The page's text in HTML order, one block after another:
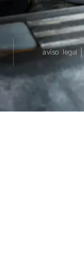
aviso legal